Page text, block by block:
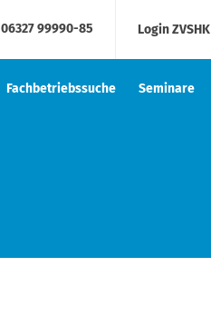
06327 99990-85 Login ZVSHK
Fachbetriebssuche Seminare